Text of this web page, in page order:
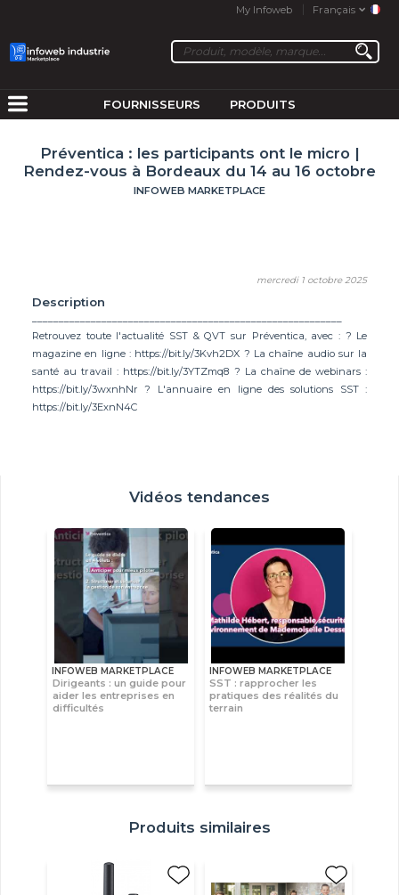
My Infoweb Français
FOURNISSEURS PRODUITS
Préventica : les participants ont le micro |
Rendez-vous à Bordeaux du 14 au 16 octobre
INFOWEB MARKETPLACE
mercredi 1 octobre 2025
Description
Retrouvez toute l'actualité SST & QVT sur Préventica, avec : ? Le
magazine en ligne : https://bit.ly/3Kvh2DX ? La chaîne audio sur la
santé au travail : https://bit.ly/3YTZmq8 ? La chaîne de webinars :
https://bit.ly/3wxnhNr ? L'annuaire en ligne des solutions SST :
https://bit.ly/3ExnN4C
Vidéos tendances
INFOWEB MARKETPLACE
Dirigeants : un guide pour
aider les entreprises en
difficultés
INFOWEB MARKETPLACE
SST : rapprocher les
pratiques des réalités du
terrain
Produits similaires